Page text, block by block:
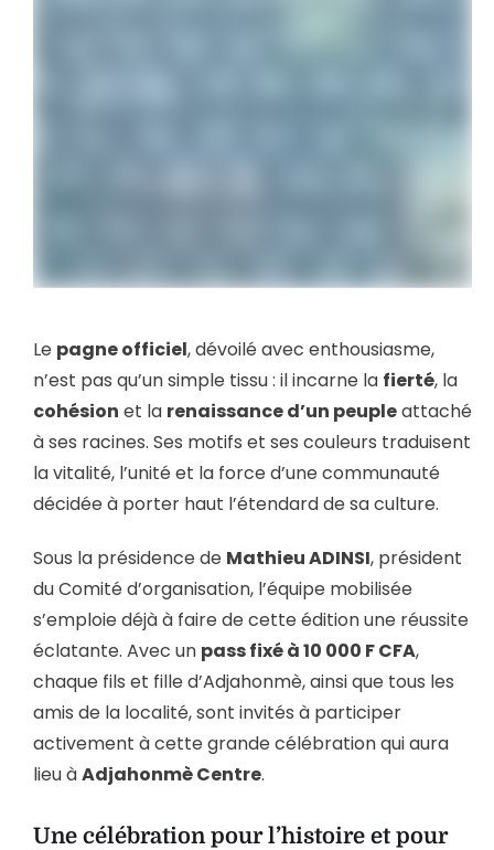
Le pagne officiel, dévoilé avec enthousiasme,
n’est pas qu’un simple tissu : il incarne la fierté, la
cohésion et la renaissance d’un peupleattaché
à ses racines. Ses motifs et ses couleurs traduisent
la vitalité, l’unité et la force d’une communauté
décidée à porter haut l’étendard de sa culture.
Sous la présidence de Mathieu ADINSI, président
du Comité d’organisation, l’équipe mobilisée
s’emploie déjà à faire de cette édition une réussite
éclatante. Avec un pass fixé à 10 000 F CFA,
chaque fils et fille d’Adjahonmè, ainsi que tous les
amis de la localité, sont invités à participer
activement à cette grande célébration qui aura
lieu àAdjahonmè Centre.
Une célébration pour l’histoire et pour